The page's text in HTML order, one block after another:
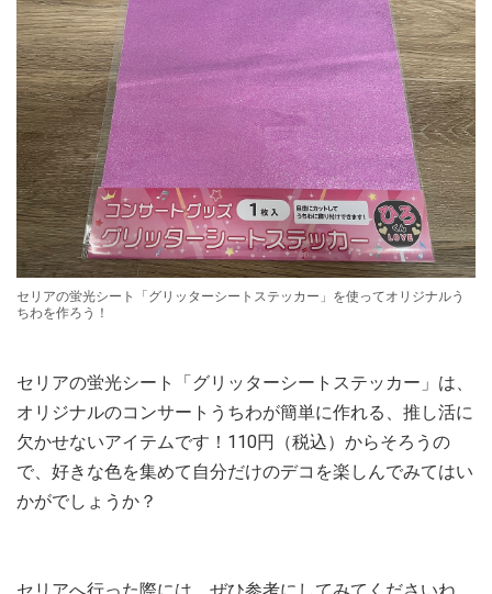
セリアの蛍光シート「グリッターシートステッカー」を使ってオリジナルう
ちわを作ろう！
セリアの蛍光シート「グリッターシートステッカー」は、
オリジナルのコンサートうちわが簡単に作れる、推し活に
欠かせないアイテムです！110円（税込）からそろうの
で、好きな色を集めて自分だけのデコを楽しんでみてはい
かがでしょうか？
セリアへ行った際には、ぜひ参考にしてみてくださいね。